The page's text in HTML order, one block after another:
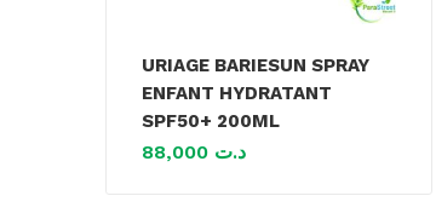
URIAGE BARIESUN SPRAY
ENFANT HYDRATANT
SPF50+ 200ML
د.ت